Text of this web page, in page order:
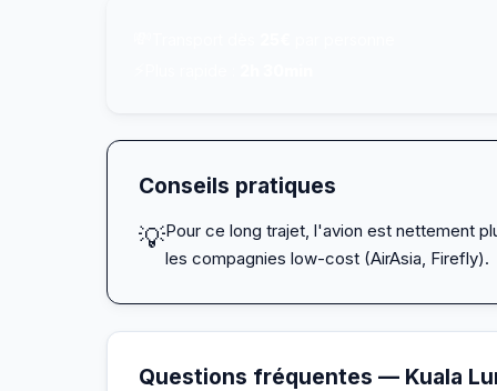
Conseils pratiques
💡Pour ce long trajet, l'avion est nettement
les compagnies low-cost (AirAsia, Firefly).
Questions fréquentes — Kuala